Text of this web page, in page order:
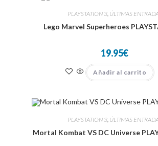
PLAYSTATION 3, ÚLTIMAS
Lego Marvel Superheroes
19.95€
Añadir al carrito
PLAYSTATION 3, ÚLTIMAS
Mortal Kombat VS DC Universe